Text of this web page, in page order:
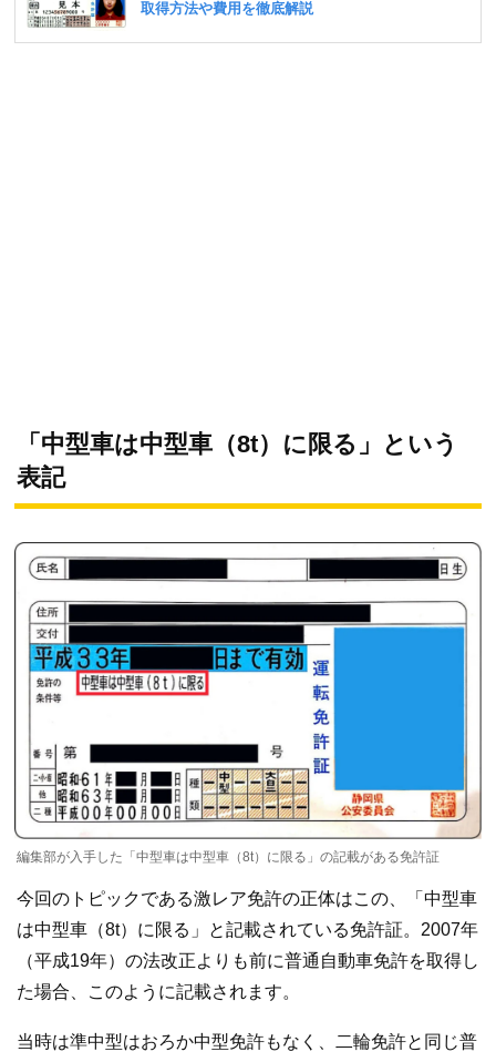
「中型車は中型車（8t）に限る」という
表記
編集部が入手した「中型車は中型車（8t）に限る」の記載がある免許証
今回のトピックである激レア免許の正体はこの、「中型車
は中型車（8t）に限る」と記載されている免許証。2007年
（平成19年）の法改正よりも前に普通自動車免許を取得し
た場合、このように記載されます。
当時は準中型はおろか中型免許もなく、二輪免許と同じ普